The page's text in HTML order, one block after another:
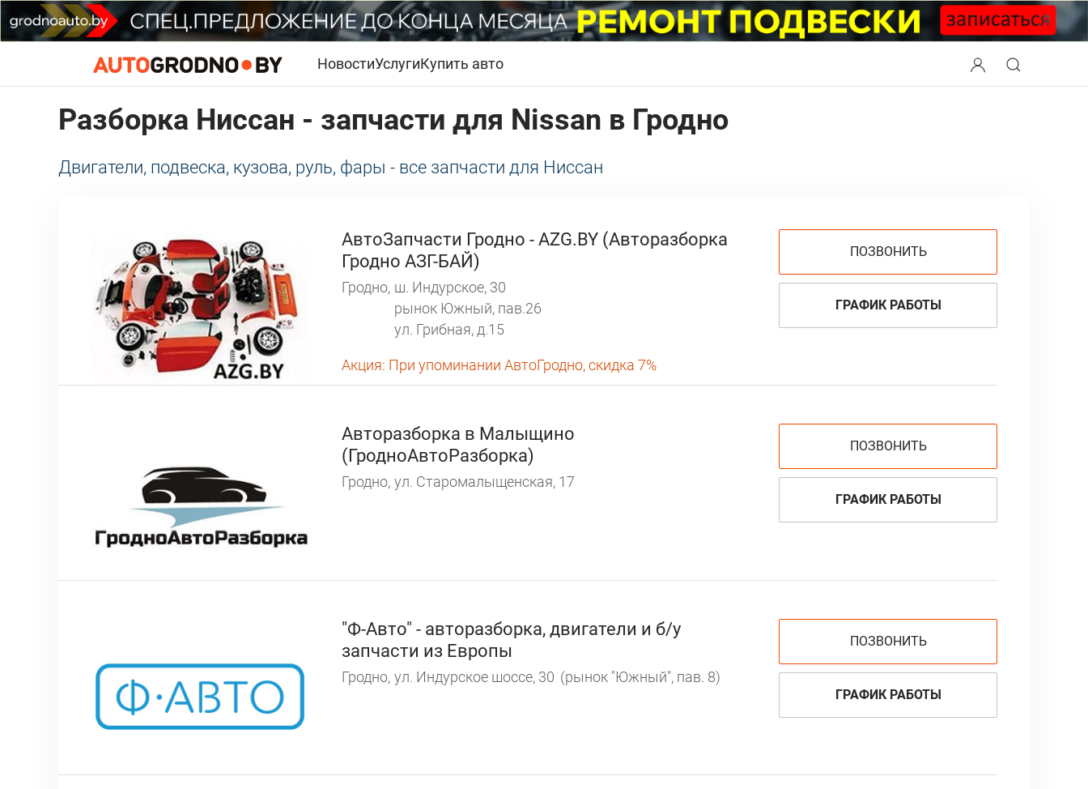
НовостиУслугиКупить авто
Разборка Ниссан - запчасти для Nissan в Гродно
Двигатели, подвеска, кузова, руль, фары - все запчасти для Ниссан
AвтоЗапчасти Гродно - AZG.BY (Авторазборка
Гродно АЗГ-БАЙ)
Гродно, ш. Индурское, 30
рынок Южный, пав.26
ул. Грибная, д.15
Акция: При упоминании АвтоГродно, скидка 7%
ПОЗВОНИТЬ
ГРАФИК РАБОТЫ
Авторазборка в Малыщино
(ГродноАвтоРазборка)
Гродно, ул. Старомалыщенская, 17
ПОЗВОНИТЬ
ГРАФИК РАБОТЫ
"Ф-Авто" - авторазборка, двигатели и б/у
запчасти из Европы
Гродно, ул. Индурское шоссе, 30 (рынок "Южный", пав. 8)
ПОЗВОНИТЬ
ГРАФИК РАБОТЫ